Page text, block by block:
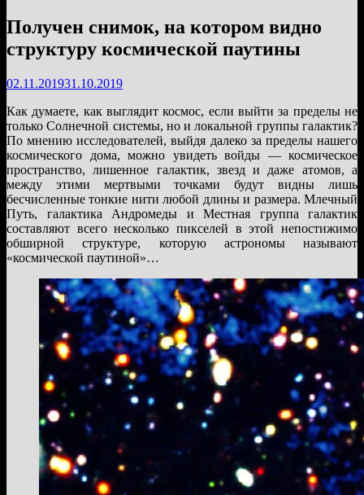
Получен снимок, на котором видно
структуру космической паутины
02.11.201931.10.2019
Как думаете, как выглядит космос, если выйти за пределы не
только Солнечной системы, но и локальной группы галактик?
По мнению исследователей, выйдя далеко за пределы нашего
космического дома, можно увидеть войды — космическое
пространство, лишенное галактик, звезд и даже атомов, а
между этими мертвыми точками будут видны лишь
бесчисленные тонкие нити любой длины и размера. Млечный
Путь, галактика Андромеды и Местная группа галактик
составляют всего несколько пикселей в этой непостижимо
обширной структуре, которую астрономы называют
«космической паутиной»…